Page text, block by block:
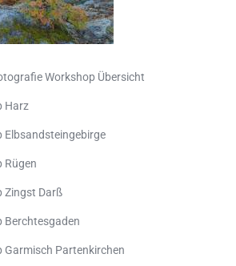
Workshop Übersicht
Harz
Elbsandsteingebirge
Rügen
Zingst Darß
Berchtesgaden
Garmisch Partenkirchen